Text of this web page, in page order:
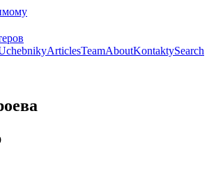
ArticlesTeamAboutKontaktySearch